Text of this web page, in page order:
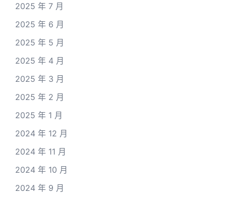
2025 年 7 月
2025 年 6 月
2025 年 5 月
2025 年 4 月
2025 年 3 月
2025 年 2 月
2025 年 1 月
2024 年 12 月
2024 年 11 月
2024 年 10 月
2024 年 9 月